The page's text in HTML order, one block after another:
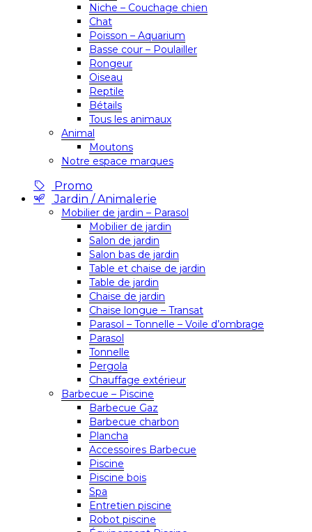
Niche – Couchage chien
Chat
Poisson – Aquarium
Basse cour – Poulailler
Rongeur
Oiseau
Reptile
Bétails
Tous les animaux
Animal
Moutons
Notre espace marques
Promo
Jardin / Animalerie
Mobilier de jardin – Parasol
Mobilier de jardin
Salon de jardin
Salon bas de jardin
Table et chaise de jardin
Table de jardin
Chaise de jardin
Chaise longue – Transat
Parasol – Tonnelle – Voile d’ombrage
Parasol
Tonnelle
Pergola
Chauffage extérieur
Barbecue – Piscine
Barbecue Gaz
Barbecue charbon
Plancha
Accessoires Barbecue
Piscine
Piscine bois
Spa
Entretien piscine
Robot piscine